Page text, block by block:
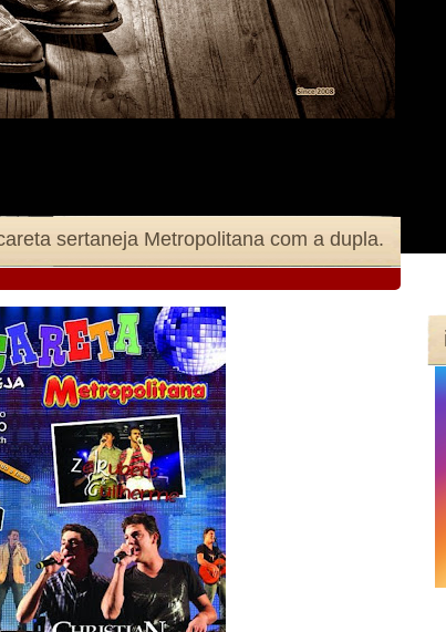
e Guilherme‏ - Micareta sertaneja Metropolitana com a dupla.